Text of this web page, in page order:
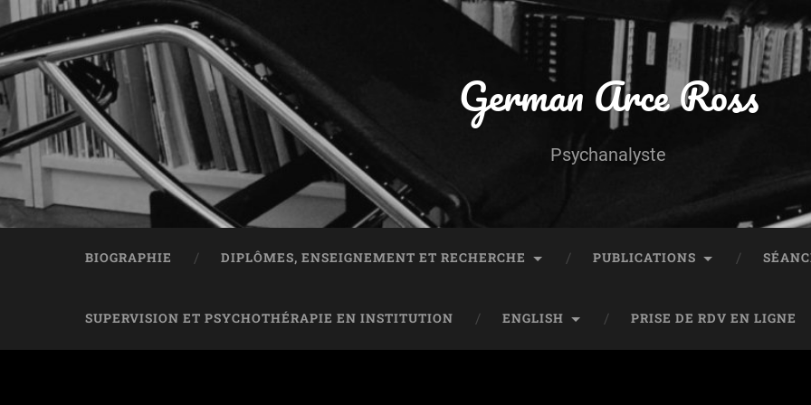
German Arce Ross
Psychanalyste
BIOGRAPHIE DIPLÔMES, ENSEIGNEMENT ET RECHERCHE PUBLICATIONS
SUPERVISION ET PSYCHOTHÉRAPIE EN INSTITUTION ENGLISH PRISE DE RDV EN LIGNE